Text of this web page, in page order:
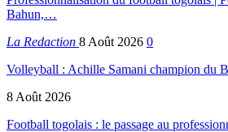
Bahun,…
La Redaction 8 Août 2026 0
Volleyball : Achille Samani champion du
8 Août 2026
Football togolais : le passage au